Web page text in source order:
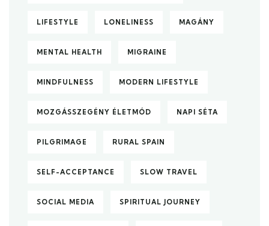
LIFESTYLE LONELINESS MAGÁNY
MENTAL HEALTH MIGRAINE
MINDFULNESS MODERN LIFESTYLE
MOZGÁSSZEGÉNY ÉLETMÓD NAPI SÉTA
PILGRIMAGE RURAL SPAIN
SELF-ACCEPTANCE SLOW TRAVEL
SOCIAL MEDIA SPIRITUAL JOURNEY